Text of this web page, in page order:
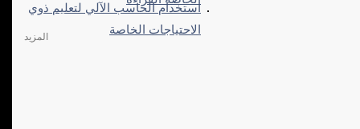
استخدام الحاسب الآلي لتعليم ذوي
الاحتياجات الخاصة
المزيد